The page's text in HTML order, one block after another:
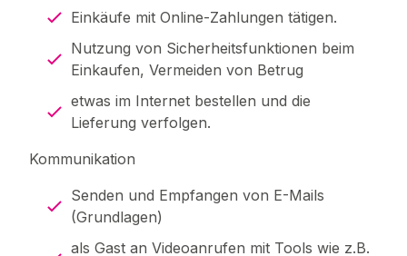
Einkäufe mit Online-Zahlungen tätigen.
Nutzung von Sicherheitsfunktionen beim
Einkaufen, Vermeiden von Betrug
etwas im Internet bestellen und die
Lieferung verfolgen.
Kommunikation
Senden und Empfangen von E-Mails
(Grundlagen)
als Gast an Videoanrufen mit Tools wie z.B.